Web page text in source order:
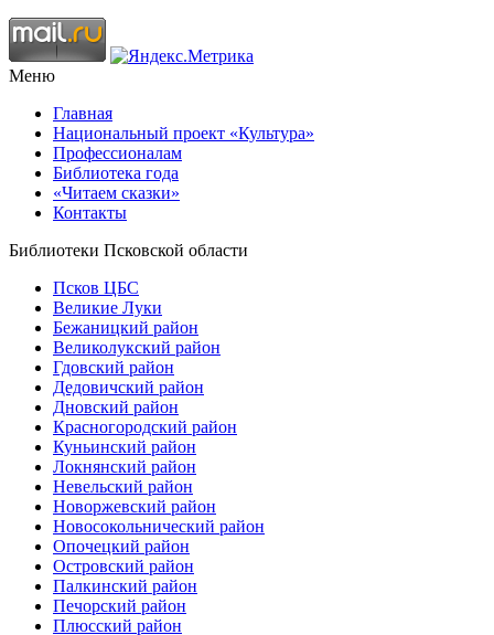
Меню
Главная
Национальный проект «Культура»
Профессионалам
Библиотека года
«Читаем сказки»
Контакты
Библиотеки Псковской области
Псков ЦБС
Великие Луки
Бежаницкий район
Великолукский район
Гдовский район
Дедовичский район
Дновский район
Красногородский район
Куньинский район
Локнянский район
Невельский район
Новоржевский район
Новосокольнический район
Опочецкий район
Островский район
Палкинский район
Печорский район
Плюсский район